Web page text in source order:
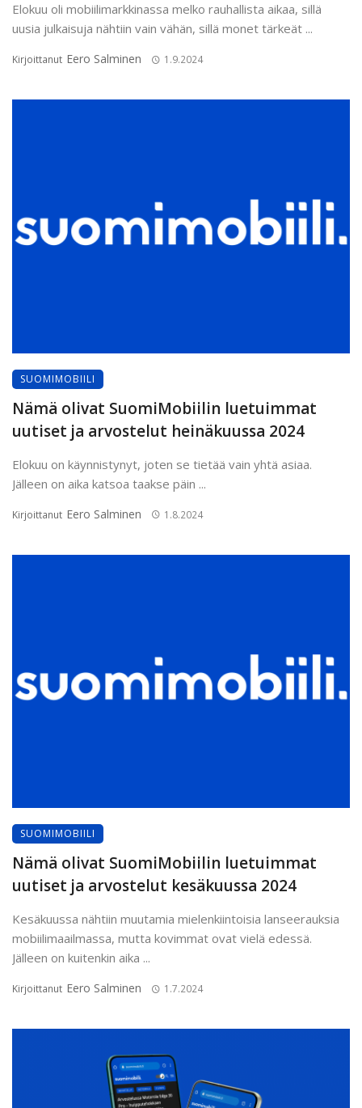
Elokuu oli mobiilimarkkinassa melko rauhallista aikaa, sillä
uusia julkaisuja nähtiin vain vähän, sillä monet tärkeät ...
Kirjoittanut Eero Salminen 1.9.2024
SUOMIMOBIILI
Nämä olivat SuomiMobiilin luetuimmat
uutiset ja arvostelut heinäkuussa 2024
Elokuu on käynnistynyt, joten se tietää vain yhtä asiaa.
Jälleen on aika katsoa taakse päin ...
Kirjoittanut Eero Salminen 1.8.2024
SUOMIMOBIILI
Nämä olivat SuomiMobiilin luetuimmat
uutiset ja arvostelut kesäkuussa 2024
Kesäkuussa nähtiin muutamia mielenkiintoisia lanseerauksia
mobiilimaailmassa, mutta kovimmat ovat vielä edessä.
Jälleen on kuitenkin aika ...
Kirjoittanut Eero Salminen 1.7.2024